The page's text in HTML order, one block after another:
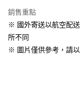
【注意事項】
１．透過由恩沛科技股
易，需依本服務之必要範
２．關於個人資料處理事
銷售重點
※ 國外寄送以航空配
所不同
※ 圖片僅供參考，請